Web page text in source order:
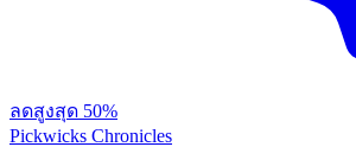
ลดสูงสุด 50%
Pickwicks Chronicles